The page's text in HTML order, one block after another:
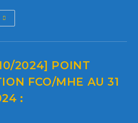
2024] POINT
FCO/MHE AU 31
: